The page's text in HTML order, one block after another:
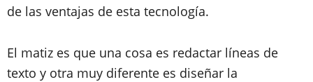
de las ventajas de esta tecnología.
El matiz es que una cosa es redactar líneas de
texto y otra muy diferente es diseñar la